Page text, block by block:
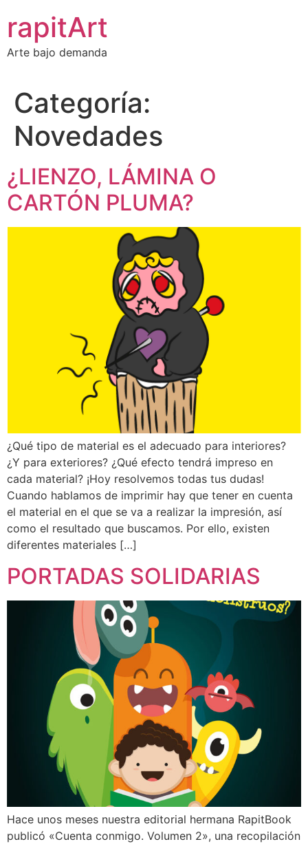
contenido
rapitArt
Arte bajo demanda
Categoría:
Novedades
¿LIENZO, LÁMINA O
CARTÓN PLUMA?
¿Qué tipo de material es el adecuado para interiores?
¿Y para exteriores? ¿Qué efecto tendrá impreso en
cada material? ¡Hoy resolvemos todas tus dudas!
Cuando hablamos de imprimir hay que tener en cuenta
el material en el que se va a realizar la impresión, así
como el resultado que buscamos. Por ello, existen
diferentes materiales […]
PORTADAS SOLIDARIAS
Hace unos meses nuestra editorial hermana RapitBook
publicó «Cuenta conmigo. Volumen 2», una recopilación